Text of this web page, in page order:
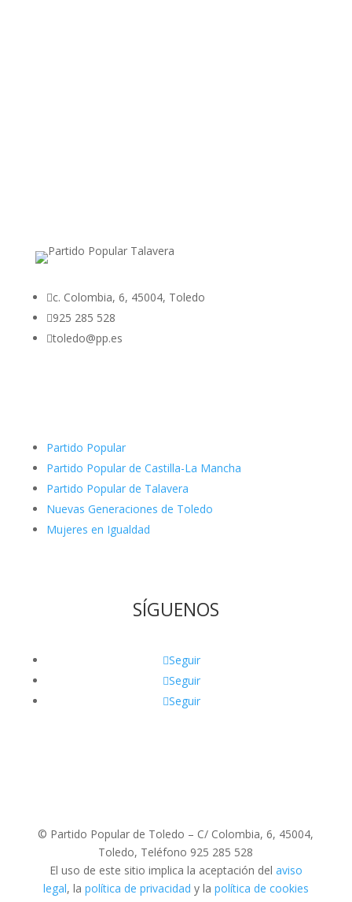
c. Colombia, 6, 45004, Toledo
925 285 528
toledo@pp.es
Partido Popular
Partido Popular de Castilla-La Mancha
Partido Popular de Talavera
Nuevas Generaciones de Toledo
Mujeres en Igualdad
SÍGUENOS
Seguir
Seguir
Seguir
© Partido Popular de Toledo – C/ Colombia, 6, 45004,
Toledo, Teléfono 925 285 528
El uso de este sitio implica la aceptación del aviso
legal, la política de privacidad y la política de cookies